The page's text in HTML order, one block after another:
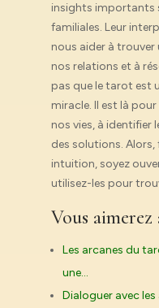
insights importants
familiales. Leur
nous aider à trouver
nos relations et à
pas que le tarot est
miracle. Il est là
nos vies, à identifier
des solutions.
intuition, soyez
utilisez-les pour
Vous aimerez
Les arcanes du
une…
Dialoguer avec